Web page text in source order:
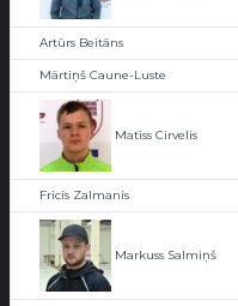
Artūrs Beitāns
Mārtiņš Caune-Luste
Matīss Cirvelis
Fricis Zalmanis
Markuss Salmiņš